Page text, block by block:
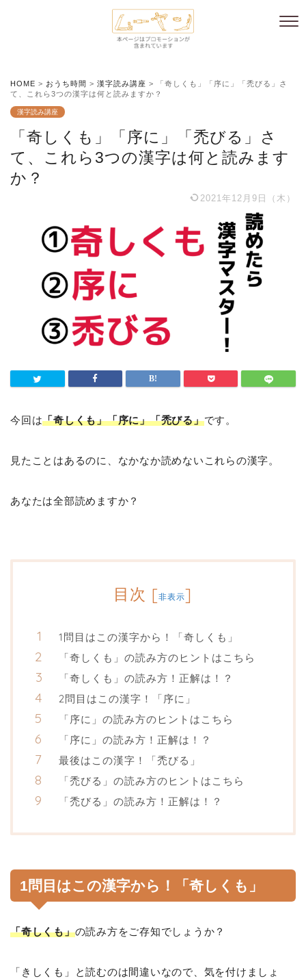
HOME > おうち時間 > 漢字読み講座 >
「奇しくも」「序に」「禿びる」さ
て、これら3つの漢字は何と読みますか？
漢字読み講座
「奇しくも」「序に」「禿びる」さ
て、これら3つの漢字は何と読みます
か？
2021年12月9日（木）
今回は「奇しくも」「序に」「禿びる」です。
見たことはあるのに、なかなか読めないこれらの漢字。
あなたは全部読めますか？
目次 [非表示]
1問目はこの漢字から！「奇しくも」
「奇しくも」の読み方のヒントはこちら
「奇しくも」の読み方！正解は！？
2問目はこの漢字！「序に」
「序に」の読み方のヒントはこちら
「序に」の読み方！正解は！？
最後はこの漢字！「禿びる」
「禿びる」の読み方のヒントはこちら
「禿びる」の読み方！正解は！？
1問目はこの漢字から！「奇しくも」
「奇しくも」の読み方をご存知でしょうか？
「きしくも」と読むのは間違いなので、気を付けましょ